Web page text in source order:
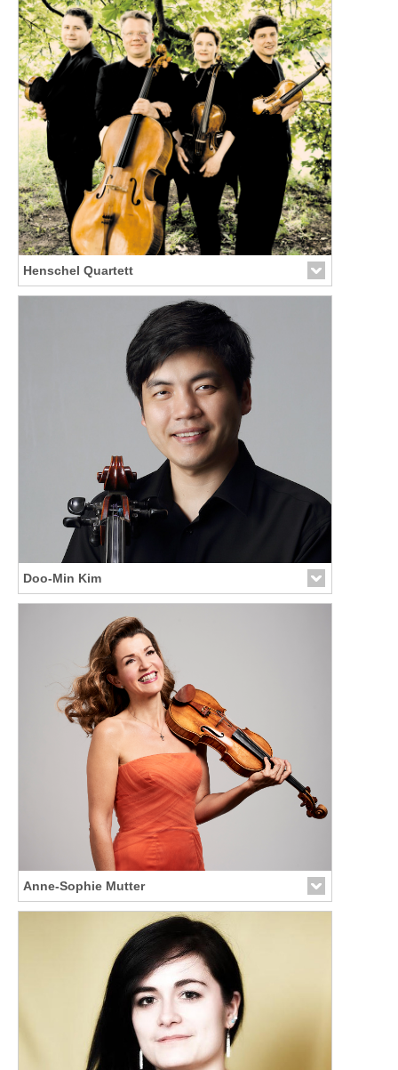
Henschel Quartett
Doo-Min Kim
Anne-Sophie Mutter
Link zur Künstler-Seite